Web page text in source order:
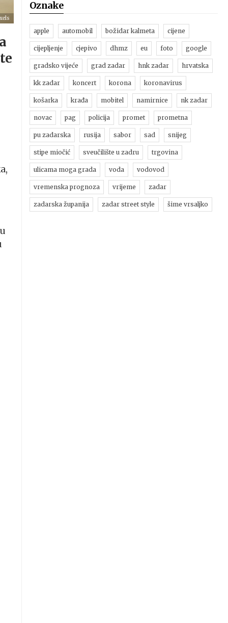
Oznake
apple automobil božidar kalmeta cijene
cijepljenje cjepivo dhmz eu foto google
gradsko vijeće grad zadar hnk zadar hrvatska
kk zadar koncert korona koronavirus
košarka krađa mobitel namirnice nk zadar
novac pag policija promet prometna
pu zadarska rusija sabor sad snijeg
stipe miočić sveučilište u zadru trgovina
ulicama moga grada voda vodovod
vremenska prognoza vrijeme zadar
zadarska županija zadar street style šime vrsaljko